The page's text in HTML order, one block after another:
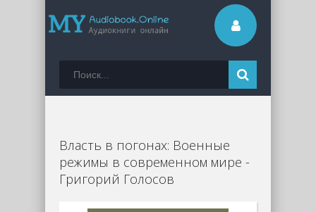
Власть в погонах: Военные
режимы в современном мире -
Григорий Голосов